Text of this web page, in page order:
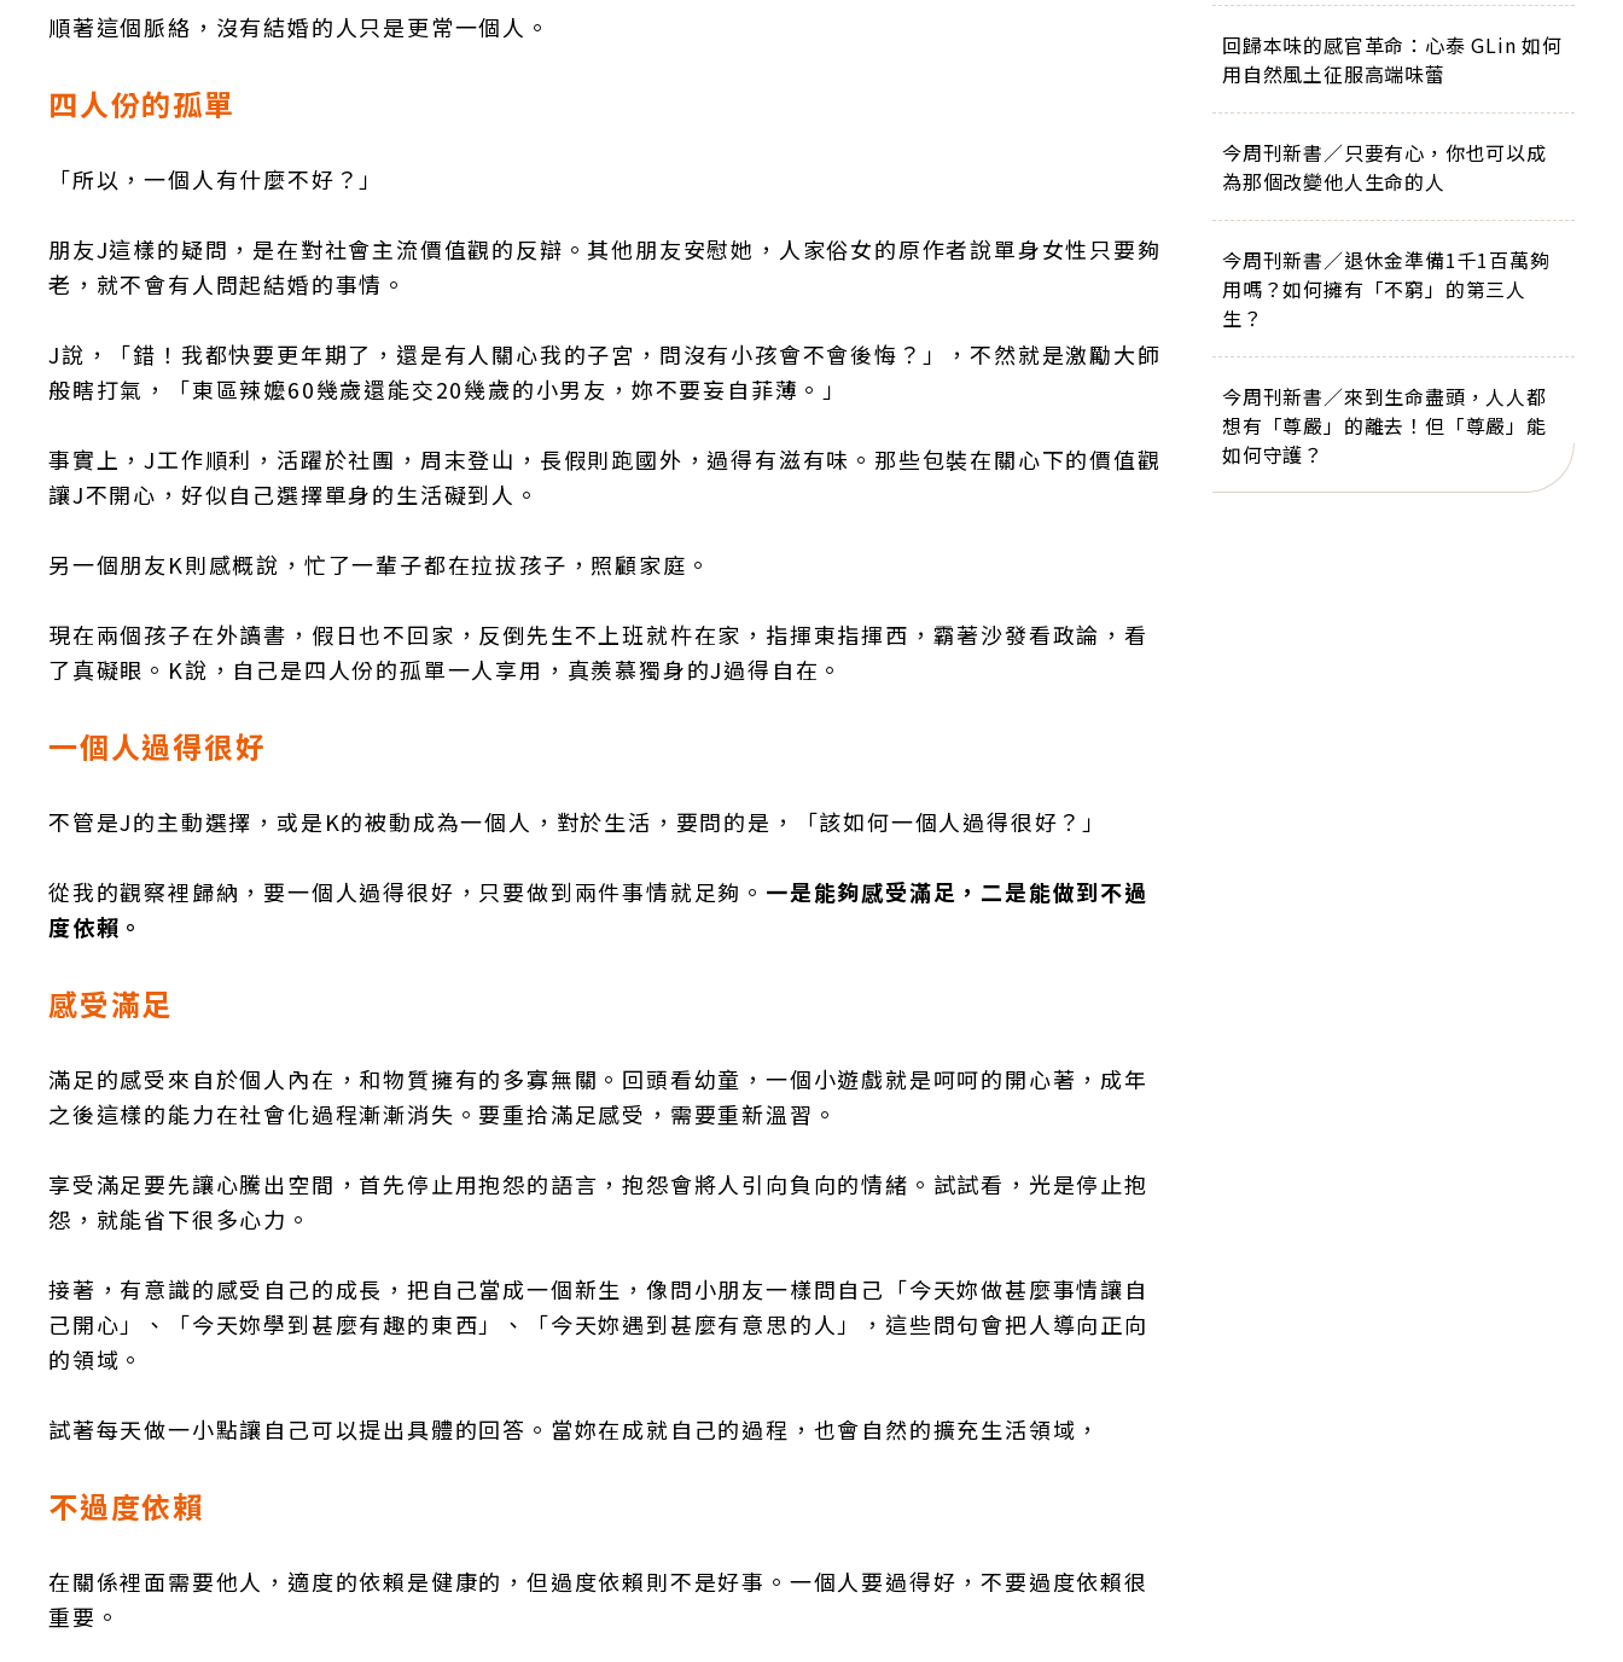
順著這個脈絡，沒有結婚的人只是更常一個人。
四人份的孤單
「所以，一個人有什麼不好？」
朋友J這樣的疑問，是在對社會主流價值觀的反辯。其他朋友安慰她，人家俗女的原作者說單身女性只要夠
老，就不會有人問起結婚的事情。
J說，「錯！我都快要更年期了，還是有人關心我的子宮，問沒有小孩會不會後悔？」，不然就是激勵大師
般瞎打氣，「東區辣嬤60幾歲還能交20幾歲的小男友，妳不要妄自菲薄。」
事實上，J工作順利，活躍於社團，周末登山，長假則跑國外，過得有滋有味。那些包裝在關心下的價值觀
讓J不開心，好似自己選擇單身的生活礙到人。
另一個朋友K則感概說，忙了一輩子都在拉拔孩子，照顧家庭。
現在兩個孩子在外讀書，假日也不回家，反倒先生不上班就杵在家，指揮東指揮西，霸著沙發看政論，看
了真礙眼。K說，自己是四人份的孤單一人享用，真羨慕獨身的J過得自在。
一個人過得很好
不管是J的主動選擇，或是K的被動成為一個人，對於生活，要問的是，「該如何一個人過得很好？」
從我的觀察裡歸納，要一個人過得很好，只要做到兩件事情就足夠。 一是能夠感受滿足，二是能做到不過
度依賴。
感受滿足
滿足的感受來自於個人內在，和物質擁有的多寡無關。回頭看幼童，一個小遊戲就是呵呵的開心著，成年
之後這樣的能力在社會化過程漸漸消失。要重拾滿足感受，需要重新溫習。
享受滿足要先讓心騰出空間，首先停止用抱怨的語言，抱怨會將人引向負向的情緒。試試看，光是停止抱
怨，就能省下很多心力。
接著，有意識的感受自己的成長，把自己當成一個新生，像問小朋友一樣問自己「今天妳做甚麼事情讓自
己開心」、「今天妳學到甚麼有趣的東西」、「今天妳遇到甚麼有意思的人」，這些問句會把人導向正向
的領域。
試著每天做一小點讓自己可以提出具體的回答。當妳在成就自己的過程，也會自然的擴充生活領域，
不過度依賴
在關係裡面需要他人，適度的依賴是健康的，但過度依賴則不是好事。一個人要過得好，不要過度依賴很
重要。
回歸本味的感官革命：心泰 GLin 如何
用自然風土征服高端味蕾
今周刊新書／只要有心，你也可以成
為那個改變他人生命的人
今周刊新書／退休金準備1千1百萬夠
用嗎？如何擁有「不窮」的第三人
生？
今周刊新書／來到生命盡頭，人人都
想有「尊嚴」的離去！但「尊嚴」能
如何守護？